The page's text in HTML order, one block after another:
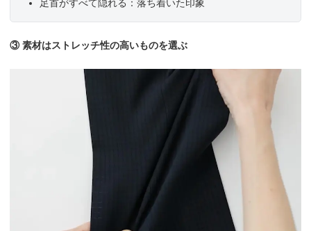
足首がすべて隠れる：落ち着いた印象
③ 素材はストレッチ性の高いものを選ぶ